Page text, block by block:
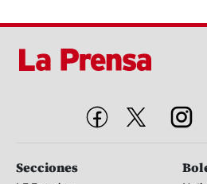
Secciones